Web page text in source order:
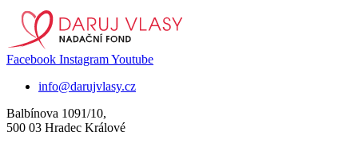
Facebook InstagramYoutube
info@darujvlasy.cz
Balbínova 1091/10,
500 03 Hradec Králové